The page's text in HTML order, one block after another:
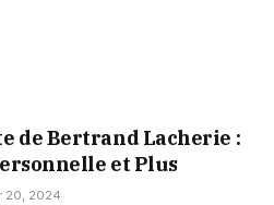
de Bertrand Lacherie :
et Plus
20, 2024